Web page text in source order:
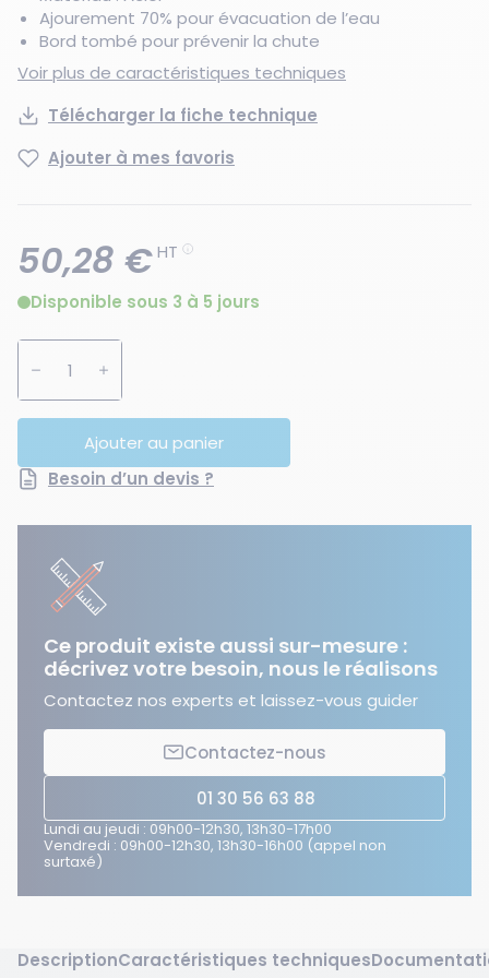
Ajourement 70% pour évacuation de l’eau
Bord tombé pour prévenir la chute
Voir plus de caractéristiques techniques
Télécharger la fiche technique
Ajouter à mes favoris
50,28 €HT
Disponible sous 3 à 5 jours
Augmenter la quantité
Ajouter au panier
Besoin d’un devis ?
Ce produit existe aussi sur-mesure :
décrivez votre besoin, nous le réalisons
Contactez nos experts et laissez-vous guider
Contactez-nous
01 30 56 63 88
Lundi au jeudi : 09h00-12h30, 13h30-17h00
Vendredi : 09h00-12h30, 13h30-16h00 (appel non
surtaxé)
DescriptionCaractéristiques techniques